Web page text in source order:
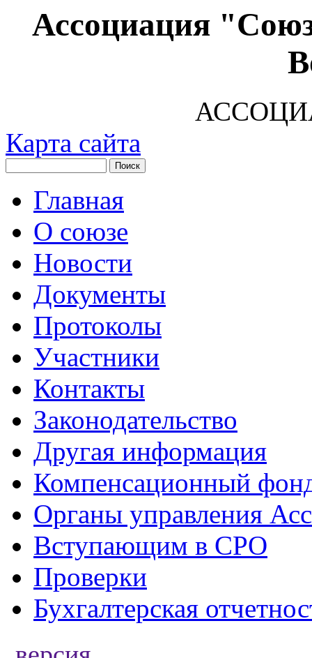
Ассоциация
Карта сайта
Главная
О союзе
Новости
Документы
Протоколы
Участники
Контакты
Законодательство
Другая информация
Компенсационный
Органы управления
Вступающим в СРО
Проверки
Бухгалтерская